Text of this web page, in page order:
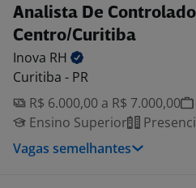
Analista De
Centro/Curitiba
Inova RH
Curitiba - PR
R$ 6.000,00 a R$ 7.000,00
Ensino Superior
Vagas semelhantes